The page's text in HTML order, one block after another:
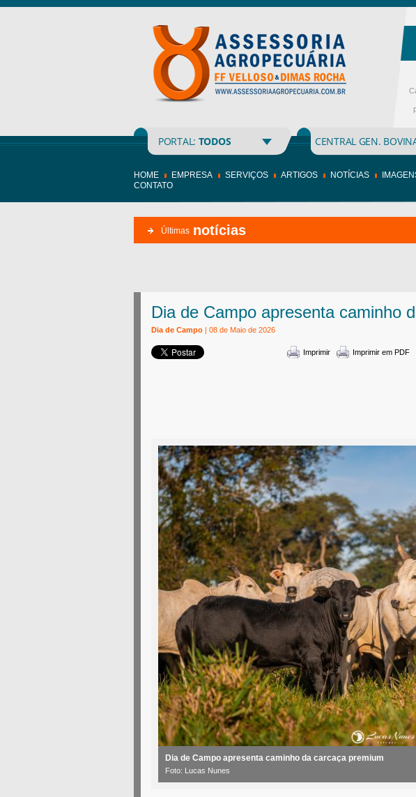
PORTAL: TODOS CENTRAL GEN.
HOME EMPRESA SERVIÇOS ARTIGOS NOTÍCIAS
CONTATO
Últimas notícias
Dia de Campo apresenta caminho
Dia de Campo | 08 de Maio de 2026
Imprimir Imprimir em PDF
Dia de Campo apresenta caminho da carcaça premium
Foto: Lucas Nunes